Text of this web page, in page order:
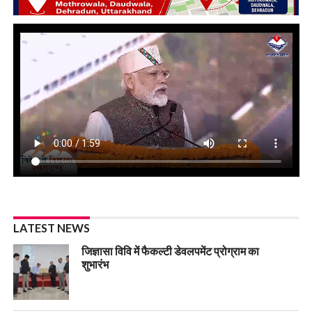
LATEST NEWS
जिज्ञासा विवि में फैकल्टी डेवलपमेंट प्रोग्राम का
शुभारंभ